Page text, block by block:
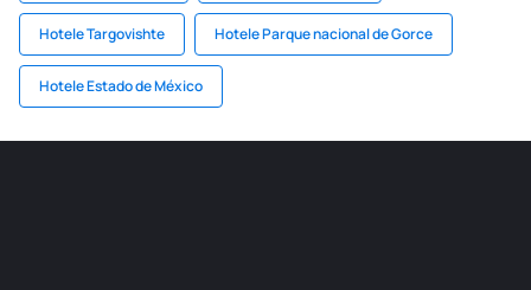
Hotele Targovishte Hotele Parque nacional de Gorce
Hotele Estado de México